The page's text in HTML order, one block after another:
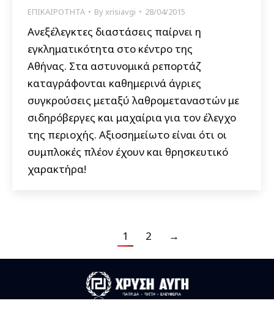
ΕΠΙΚΑΙΡΟΤΗΤΑ Byxrisiavgi 28/04/2015
Ανεξέλεγκτες διαστάσεις παίρνει η
εγκληματικότητα στο κέντρο της
Αθήνας. Στα αστυνομικά ρεπορτάζ
καταγράφονται καθημερινά άγριες
συγκρούσεις μεταξύ λαθρομεταναστών με
σιδηρόβεργες και μαχαίρια για τον έλεγχο
της περιοχής. Αξιοσημείωτο είναι ότι οι
συμπλοκές πλέον έχουν και θρησκευτικό
χαρακτήρα!
1 2 →